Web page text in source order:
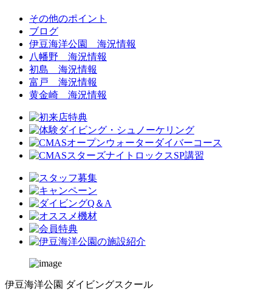
その他のポイント
ブログ
伊豆海洋公園 海況情報
八幡野 海況情報
初島 海況情報
富戸 海況情報
黄金崎 海況情報
伊豆海洋公園 ダイビングスクール